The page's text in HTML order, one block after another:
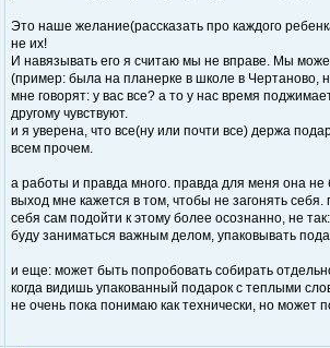
Это наше желание(рассказать про каждого
не их!
И навязывать его я считаю мы не вправе. Мы
(пример: была на планерке в школе в Чертаново,
мне говорят: у вас все? а то у нас время
другому чувствуют.
и я уверена, что все(ну или почти все) держа
всем прочем.
а работы и правда много. правда для меня она
выход мне кажется в том, чтобы не загонять
себя сам подойти к этому более осознанно, не
буду заниматься важным делом, упаковывать
и еще: может быть попробовать собирать
когда видишь упакованный подарок с теплыми
не очень пока понимаю как технически, но может